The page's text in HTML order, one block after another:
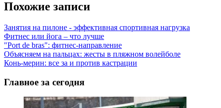
Похожие записи
Занятия на пилоне - эффективная спортивная нагрузка
Фитнес или йога – что лучше
"Port de bras": фитнес-направление
Объясняем на пальцах: жесты в пляжном волейболе
Конь-мерин: все за и против кастрации
Главное за сегодня